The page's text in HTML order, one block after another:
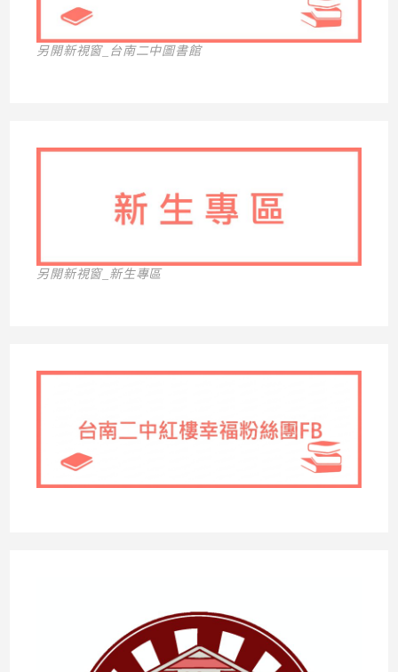
另開新視窗_台南二中圖書館
另開新視窗_新生專區